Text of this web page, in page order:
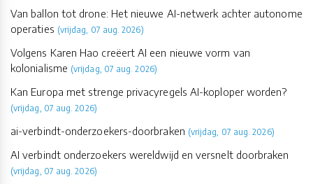
Van ballon tot drone: Het nieuwe AI-netwerk achter autonome
operaties (vrijdag, 07 aug. 2026)
Volgens Karen Hao creëert AI een nieuwe vorm van
kolonialisme (vrijdag, 07 aug. 2026)
Kan Europa met strenge privacyregels AI-koploper worden?
(vrijdag, 07 aug. 2026)
ai-verbindt-onderzoekers-doorbraken (vrijdag, 07 aug. 2026)
AI verbindt onderzoekers wereldwijd en versnelt doorbraken
(vrijdag, 07 aug. 2026)